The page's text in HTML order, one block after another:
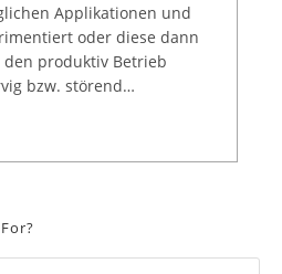
Applikationen und
oder diese dann
produktiv Betrieb
bzw. störend…